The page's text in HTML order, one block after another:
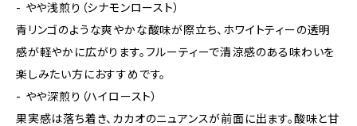
- やや浅煎り（シナモンロースト）
青リンゴのような爽やかな酸味が際立ち、ホワイトティーの透明
感が軽やかに広がります。フルーティーで清涼感のある味わいを
楽しみたい方におすすめです。
- やや深煎り（ハイロースト）
果実感は落ち着き、カカオのニュアンスが前面に出ます。酸味と甘